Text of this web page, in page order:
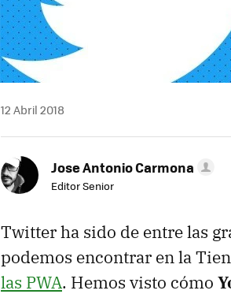
12 Abril 2018
Jose Antonio Carmona
Editor Senior
Twitter ha sido de entre las
podemos encontrar en la
las PWA. Hemos visto cómo